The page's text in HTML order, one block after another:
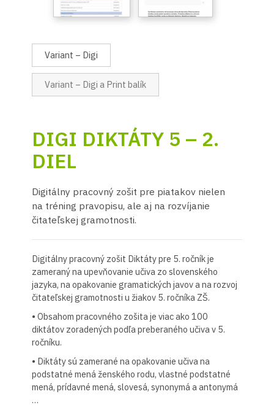
Variant – Digi
Variant – Digi a Print balík
DIGI DIKTÁTY 5 – 2.
DIEL
Digitálny pracovný zošit pre piatakov nielen
na tréning pravopisu, ale aj na rozvíjanie
čitateľskej gramotnosti.
Digitálny pracovný zošit Diktáty pre 5. ročník je
zameraný na upevňovanie učiva zo slovenského
jazyka, na opakovanie gramatických javov a na rozvoj
čitateľskej gramotnosti u žiakov 5. ročníka ZŠ.
• Obsahom pracovného zošita je viac ako 100
diktátov zoradených podľa preberaného učiva v 5.
ročníku.
• Diktáty sú zamerané na opakovanie učiva na
podstatné mená ženského rodu, vlastné podstatné
mená, prídavné mená, slovesá, synonymá a antonymá
…